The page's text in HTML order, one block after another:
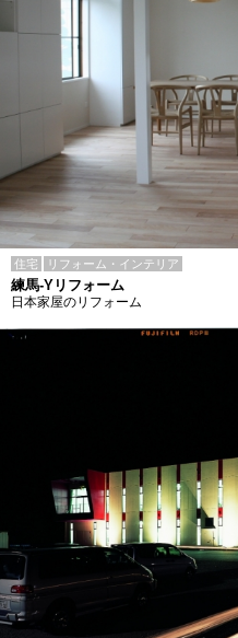
住宅 リフォーム・インテリア
練馬-Yリフォーム
日本家屋のリフォーム